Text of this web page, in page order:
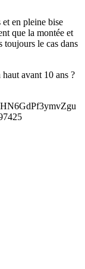
en pleine bise
que la montée et
toujours le cas dans
avant 10 ans ?